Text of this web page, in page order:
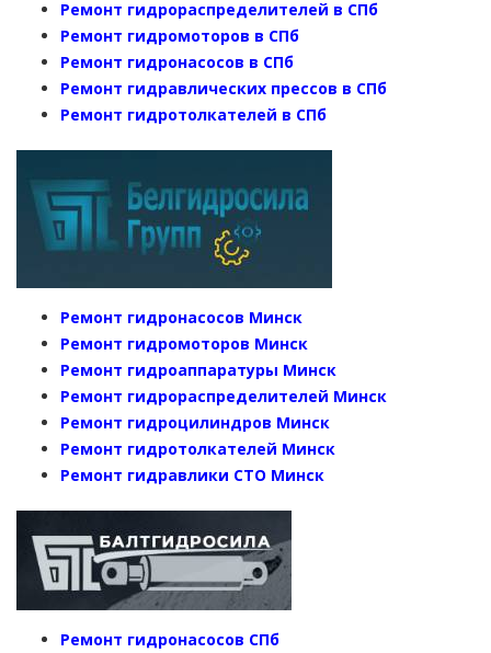
Ремонт гидрораспределителей в СПб
Ремонт гидромоторов в СПб
Ремонт гидронасосов в СПб
Ремонт гидравлических прессов в СПб
Ремонт гидротолкателей в СПб
Ремонт гидронасосов Минск
Ремонт гидромоторов Минск
Ремонт гидроаппаратуры Минск
Ремонт гидрораспределителей Минск
Ремонт гидроцилиндров Минск
Ремонт гидротолкателей Минск
Ремонт гидравлики СТО Минск
Ремонт гидронасосов СПб